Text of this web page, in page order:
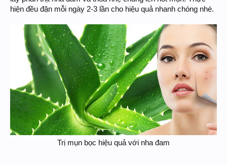
hiện đều đặn mỗi ngày 2-3 lần cho hiệu quả nhanh chóng nhé.
Trị mụn bọc hiệu quả với nha đam